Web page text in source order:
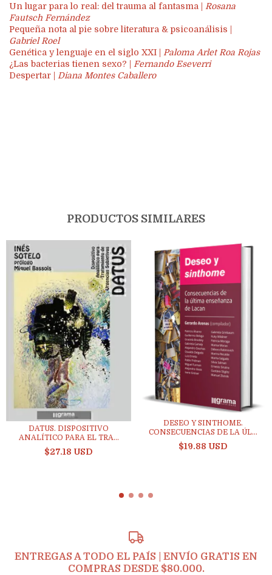
Un lugar para lo real: del trauma al fantasma | Rosana
Fautsch Fernández
Pequeña nota al pie sobre literatura & psicoanálisis |
Gabriel Roel
Genética y lenguaje en el siglo XXI | Paloma Arlet Roa Rojas
¿Las bacterias tienen sexo? | Fernando Eseverri
Despertar | Diana Montes Caballero
PRODUCTOS SIMILARES
DATUS. DISPOSITIVO
ANALÍTICO PARA EL TRA...
$27.18 USD
DESEO Y SINTHOME.
CONSECUENCIAS DE LA ÚL...
$19.88 USD
ENTREGAS A TODO EL PAÍS | ENVÍO GRATIS EN
COMPRAS DESDE $80.000.